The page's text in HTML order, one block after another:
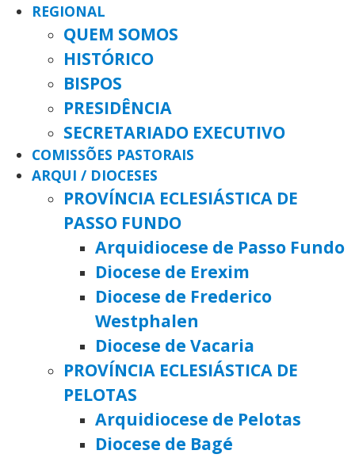
REGIONAL
QUEM SOMOS
HISTÓRICO
BISPOS
PRESIDÊNCIA
SECRETARIADO EXECUTIVO
COMISSÕES PASTORAIS
ARQUI / DIOCESES
PROVÍNCIA ECLESIÁSTICA DE
PASSO FUNDO
Arquidiocese de Passo Fundo
Diocese de Erexim
Diocese de Frederico
Westphalen
Diocese de Vacaria
PROVÍNCIA ECLESIÁSTICA DE
PELOTAS
Arquidiocese de Pelotas
Diocese de Bagé